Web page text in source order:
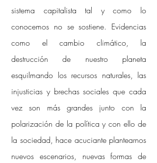
sistema capitalista tal y como lo
conocemos no se sostiene. Evidencias
como el cambio climático, la
destrucción de nuestro planeta
esquilmando los recursos naturales, las
injusticias y brechas sociales que cada
vez son más grandes junto con la
polarización de la política y con ello de
la sociedad, hace acuciante plantearnos
nuevos escenarios, nuevas formas de